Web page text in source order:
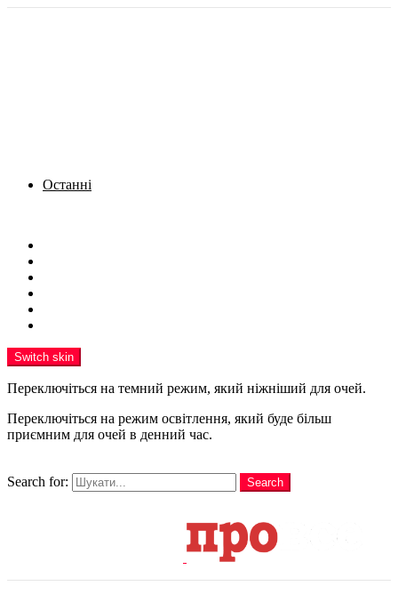
Останні
Switch skin
Переключіться на темний режим, який ніжніший для очей.
Переключіться на режим освітлення, який буде більш
приємним для очей в денний час.
Search for:
Search